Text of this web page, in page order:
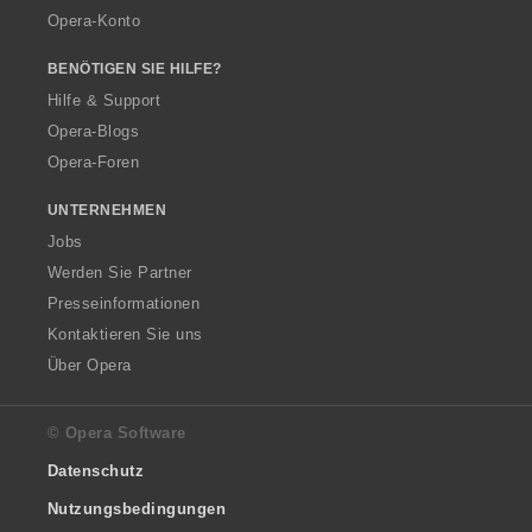
Opera-Konto
BENÖTIGEN SIE HILFE?
Hilfe & Support
Opera-Blogs
Opera-Foren
UNTERNEHMEN
Jobs
Werden Sie Partner
Presseinformationen
Kontaktieren Sie uns
Über Opera
© Opera Software
Datenschutz
Nutzungsbedingungen